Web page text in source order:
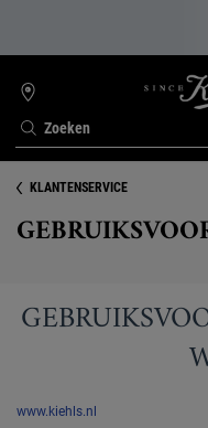
Zoeken
WINKELZOEKER
KLANTENSERVICE
www.kiehls.nl